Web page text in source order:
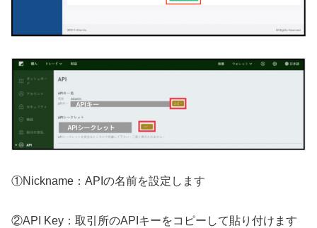
①Nickname：APIの名前を設定します
②API Key：取引所のAPIキーをコピーして貼り付けます